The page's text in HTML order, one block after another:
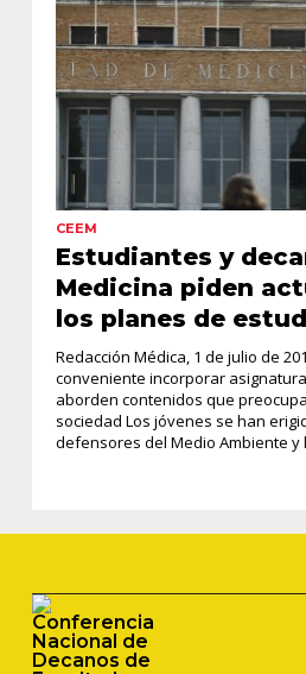
CEEM
Estudiantes y
Medicina piden
los planes de
Redacción Médica, 1 de julio de
conveniente incorporar
aborden contenidos que
sociedad Los jóvenes se han
defensores del Medio Ambiente y